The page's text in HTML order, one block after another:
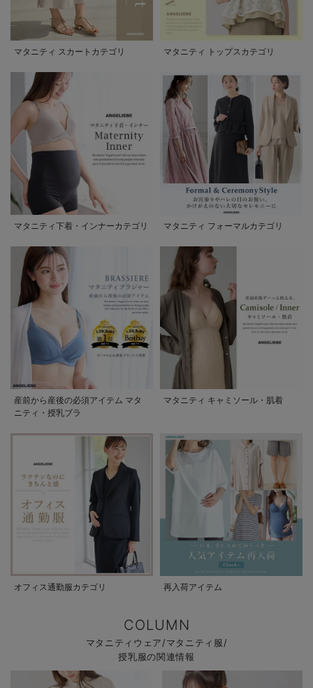
マタニティ スカートカテゴリ マタニティ トップスカテゴリ
マタニティ下着・インナーカテゴリ マタニティ フォーマルカテゴリ
産前から産後の必須アイテム マタ
ニティ・授乳ブラ
マタニティ キャミソール・肌着
オフィス通勤服カテゴリ 再入荷アイテム
COLUMN
マタニティウェア/マタニティ服/
授乳服の関連情報